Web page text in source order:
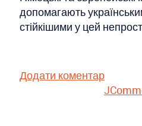
допомагають
стійкішими у цей
Додати коментар